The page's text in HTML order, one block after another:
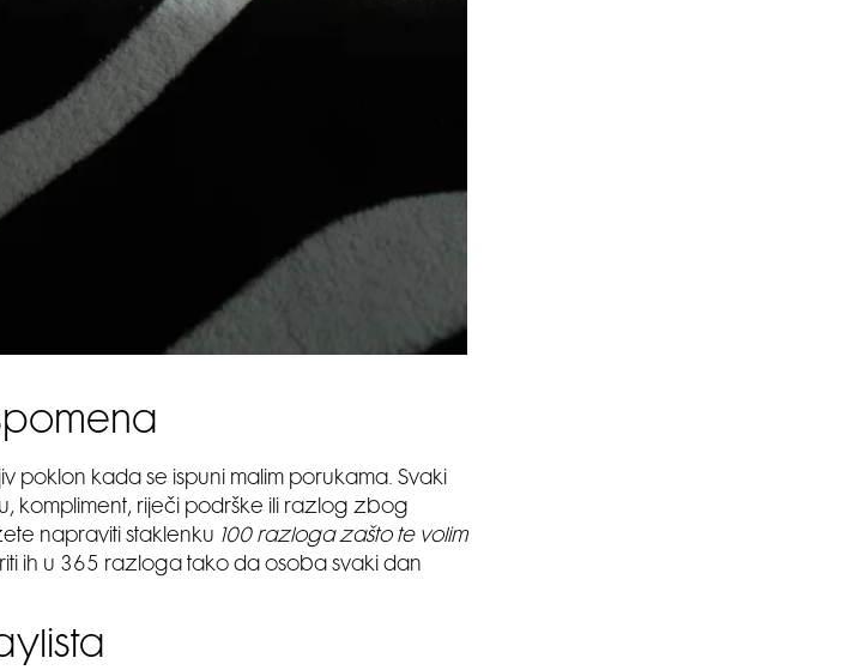
poklon kada se ispuni malim porukama. Svaki
kompliment, riječi podrške ili razlog zbog
napraviti staklenku 100 razloga zašto te volim
ih u 365 razloga tako da osoba svaki dan